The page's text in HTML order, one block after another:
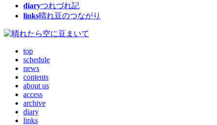
diaryつれづれ記
links晴れ豆のつながり
top
schedule
news
contents
about us
access
archive
diary
links